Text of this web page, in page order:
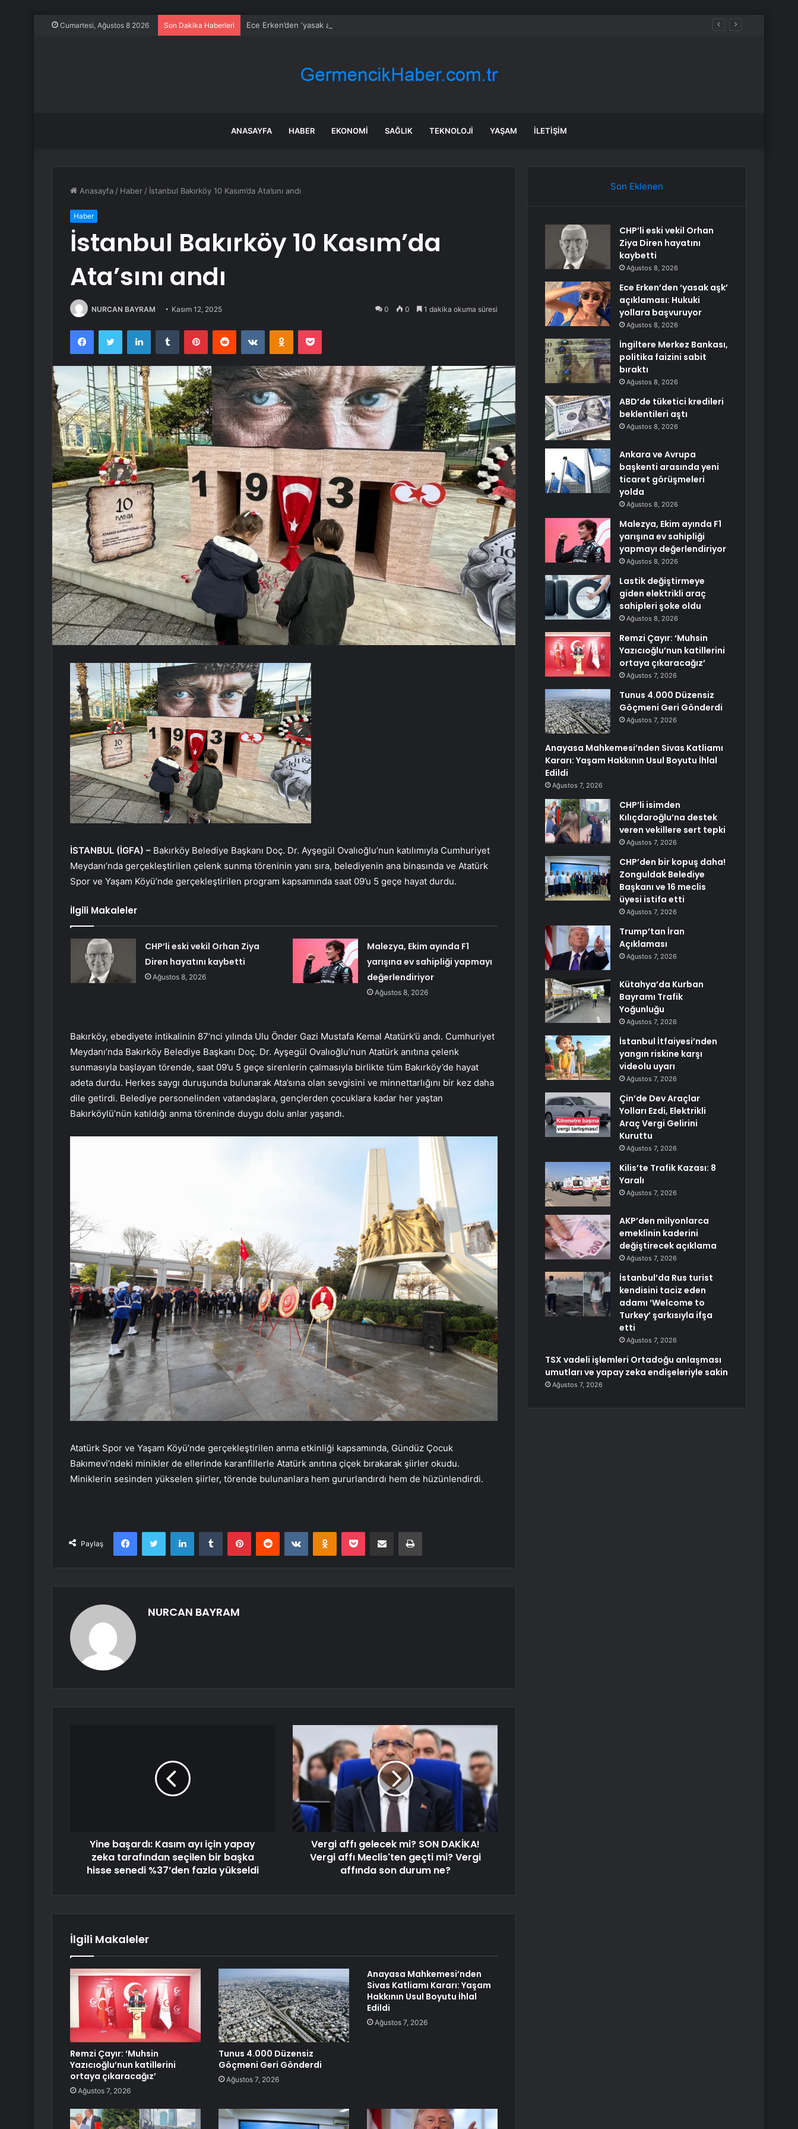
Cumartesi, Ağustos 8 2026 Son Dakika Haberleri Ece Erken’den ‘yasak aşk’ açıklaması: Hukuki yollara başvuruyor
ANASAYFA HABER EKONOMI SAĞLIK TEKNOLOJI YAŞAM İLETIŞIM
Anasayfa / Haber / İstanbul Bakırköy 10 Kasım’da Ata’sını andı
Haber
İstanbul Bakırköy 10 Kasım’da
Ata’sını andı
NURCAN BAYRAM Kasım 12, 2025 0 0 1 dakika okuma süresi
FacebookTwitter LinkedInTumblr PinterestReddit VKontakteOdnoklassniki
Pocket
İSTANBUL (İGFA) – Bakırköy Belediye Başkanı Doç. Dr. Ayşegül Ovalıoğlu’nun katılımıyla Cumhuriyet
Meydanı’nda gerçekleştirilen çelenk sunma töreninin yanı sıra, belediyenin ana binasında ve Atatürk
Spor ve Yaşam Köyü’nde gerçekleştirilen program kapsamında saat 09’u 5 geçe hayat durdu.
İlgili Makaleler
CHP’li eski vekil Orhan Ziya
Diren hayatını kaybetti
Ağustos 8, 2026
Malezya, Ekim ayında F1
yarışına ev sahipliği yapmayı
değerlendiriyor
Ağustos 8, 2026
Bakırköy, ebediyete intikalinin 87’nci yılında Ulu Önder Gazi Mustafa Kemal Atatürk’ü andı. Cumhuriyet
Meydanı’nda Bakırköy Belediye Başkanı Doç. Dr. Ayşegül Ovalıoğlu’nun Atatürk anıtına çelenk
sunmasıyla başlayan törende, saat 09’u 5 geçe sirenlerin çalmasıyla birlikte tüm Bakırköy’de hayat
adeta durdu. Herkes saygı duruşunda bulunarak Ata’sına olan sevgisini ve minnettarlığını bir kez daha
dile getirdi. Belediye personelinden vatandaşlara, gençlerden çocuklara kadar her yaştan
Bakırköylü’nün katıldığı anma töreninde duygu dolu anlar yaşandı.
Atatürk Spor ve Yaşam Köyü’nde gerçekleştirilen anma etkinliği kapsamında, Gündüz Çocuk
Bakımevi’ndeki minikler de ellerinde karanfillerle Atatürk anıtına çiçek bırakarak şiirler okudu.
Miniklerin sesinden yükselen şiirler, törende bulunanlara hem gururlandırdı hem de hüzünlendirdi.
Paylaş
FacebookTwitter LinkedInTumblr PinterestReddit VKontakteOdnoklassniki
Pocket E-Posta ile paylaş Yazdır
NURCAN BAYRAM
Yine başardı: Kasım ayı için yapay
zeka tarafından seçilen bir başka
hisse senedi %37’den fazla yükseldi
Vergi affı gelecek mi? SON DAKİKA!
Vergi affı Meclis'ten geçti mi? Vergi
affında son durum ne?
İlgili Makaleler
Remzi Çayır: ‘Muhsin
Yazıcıoğlu’nun katillerini
ortaya çıkaracağız’
Ağustos 7, 2026
Tunus 4.000 Düzensiz
Göçmeni Geri Gönderdi
Ağustos 7, 2026
Anayasa Mahkemesi’nden
Sivas Katliamı Kararı: Yaşam
Hakkının Usul Boyutu İhlal
Edildi
Ağustos 7, 2026
Son Eklenen
CHP’li eski vekil Orhan
Ziya Diren hayatını
kaybetti
Ağustos 8, 2026
Ece Erken’den ‘yasak aşk’
açıklaması: Hukuki
yollara başvuruyor
Ağustos 8, 2026
İngiltere Merkez Bankası,
politika faizini sabit
bıraktı
Ağustos 8, 2026
ABD’de tüketici kredileri
beklentileri aştı
Ağustos 8, 2026
Ankara ve Avrupa
başkenti arasında yeni
ticaret görüşmeleri
yolda
Ağustos 8, 2026
Malezya, Ekim ayında F1
yarışına ev sahipliği
yapmayı değerlendiriyor
Ağustos 8, 2026
Lastik değiştirmeye
giden elektrikli araç
sahipleri şoke oldu
Ağustos 8, 2026
Remzi Çayır: ‘Muhsin
Yazıcıoğlu’nun katillerini
ortaya çıkaracağız’
Ağustos 7, 2026
Tunus 4.000 Düzensiz
Göçmeni Geri Gönderdi
Ağustos 7, 2026
Anayasa Mahkemesi’nden Sivas Katliamı
Kararı: Yaşam Hakkının Usul Boyutu İhlal
Edildi
Ağustos 7, 2026
CHP’li isimden
Kılıçdaroğlu’na destek
veren vekillere sert tepki
Ağustos 7, 2026
CHP’den bir kopuş daha!
Zonguldak Belediye
Başkanı ve 16 meclis
üyesi istifa etti
Ağustos 7, 2026
Trump’tan İran
Açıklaması
Ağustos 7, 2026
Kütahya’da Kurban
Bayramı Trafik
Yoğunluğu
Ağustos 7, 2026
İstanbul İtfaiyesi’nden
yangın riskine karşı
videolu uyarı
Ağustos 7, 2026
Çin’de Dev Araçlar
Yolları Ezdi, Elektrikli
Araç Vergi Gelirini
Kuruttu
Ağustos 7, 2026
Kilis’te Trafik Kazası: 8
Yaralı
Ağustos 7, 2026
AKP’den milyonlarca
emeklinin kaderini
değiştirecek açıklama
Ağustos 7, 2026
İstanbul’da Rus turist
kendisini taciz eden
adamı ‘Welcome to
Turkey’ şarkısıyla ifşa
etti
Ağustos 7, 2026
TSX vadeli işlemleri Ortadoğu anlaşması
umutları ve yapay zeka endişeleriyle sakin
Ağustos 7, 2026